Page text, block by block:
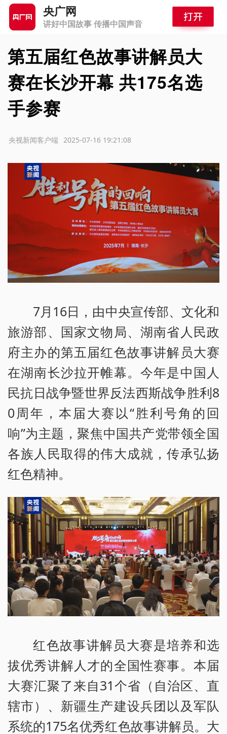
央广网
讲好中国故事 传播中国声音
第五届红色故事讲解员大
赛在长沙开幕 共175名选
手参赛
2025-07-16 19:21:08
央视新闻客户端
7月16日，由中央宣传部、文化和
旅游部、国家文物局、湖南省人民政
府主办的第五届红色故事讲解员大赛
在湖南长沙拉开帷幕。今年是中国人
民抗日战争暨世界反法西斯战争胜利8
0周年，本届大赛以“胜利号角的回
响”为主题，聚焦中国共产党带领全国
各族人民取得的伟大成就，传承弘扬
红色精神。
红色故事讲解员大赛是培养和选
拔优秀讲解人才的全国性赛事。本届
大赛汇聚了来自31个省（自治区、直
辖市）、新疆生产建设兵团以及军队
系统的175名优秀红色故事讲解员。大